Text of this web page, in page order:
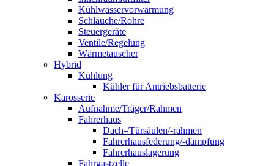
Kühlwasservorwärmung
Schläuche/Rohre
Steuergeräte
Ventile/Regelung
Wärmetauscher
Hybrid
Kühlung
Kühler für Antriebsbatterie
Karosserie
Aufnahme/Träger/Rahmen
Fahrerhaus
Dach-/Türsäulen/-rahmen
Fahrerhausfederung/-dämpfung
Fahrerhauslagerung
Fahrgastzelle